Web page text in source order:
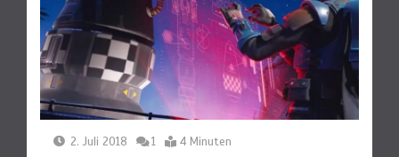
2. Juli 2018 1 4 Minuten